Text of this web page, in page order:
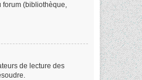
forum (bibliothèque,
de lecture des